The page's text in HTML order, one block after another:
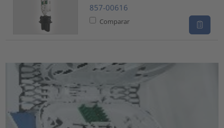
857-00616
Comparar